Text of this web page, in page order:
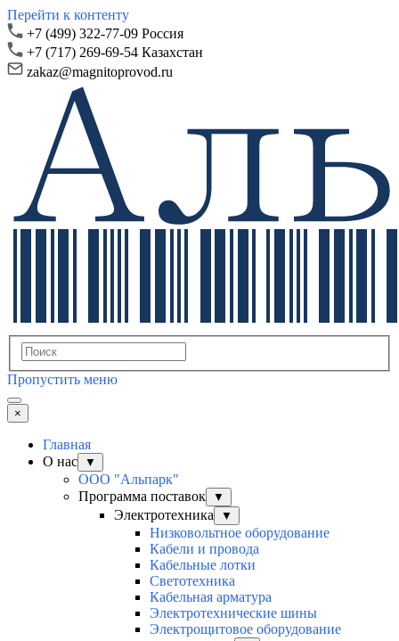
Перейти к контенту
+7 (499) 322-77-09 Россия
+7 (717) 269-69-54 Казахстан
zakaz@magnitoprovod.ru
Пропустить меню
×
Главная
О нас
▼
ООО "Альпарк"
Программа поставок
▼
Электротехника ▼
Низковольтное оборудование
Кабели и провода
Кабельные лотки
Светотехника
Кабельная арматура
Электротехнические шины
Электрощитовое оборудование